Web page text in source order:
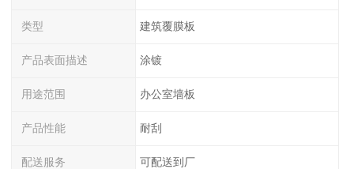
类型 建筑覆膜板
产品表面描述 涂镀
用途范围 办公室墙板
产品性能 耐刮
配送服务 可配送到厂